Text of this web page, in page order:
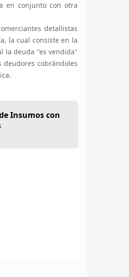
en conjunto con otra
detallistas
la cual consiste en la
la deuda "es vendida"
cobrándoles
Insumos con